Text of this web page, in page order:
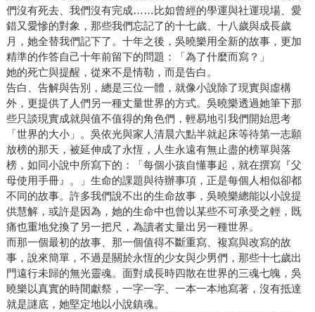
們沒有死去、我們沒有完成……比如曾經的學運與社運現場、愛
錯又愛慘的對象，那些我們忘記了的十七歲、十八歲與成長歲
月，她全替我們記下了。十年之後，吳曉樂用全新的故事，更加
精準的作答自己十年前留下的問題：「為了什麼而寫？」
她的死亡與提醒，從來不是情勒，而是告白。
告白、告解與告別，總是三位一體，就像小說除了現實與虛構
外，更提供了人們另一種丈量世界的方式。吳曉樂透過她筆下那
些只談現實成就與值不值得的角色們，輕易地引我們開始思考
「世界的大小」。吳依光與家人清晨六點半就起床等待第一志願
放榜的那天，被延伸成了永恆，人生永遠有無止盡的榜單與落
榜，如同小說中所寫下的：「每個小孩自懂事起，就在撰寫『父
母使用手冊』。」生命的課題與待辦事項，正是每個人相似卻都
不同的故事。許多我們說不出的生命故事，吳曉樂總能以小說提
供慧解，或許是因為，她的生命中也曾以某些不可承受之輕，既
痛也重地兌換了另一把尺，為讀者丈量出另一種世界。
而那一個最初的故事、那一個值得不斷重寫、複寫與改寫的故
事，說來簡單，不過是關於永恆的少女與少男們，那些十七歲出
門遠行未歸的無光靈魂。面對成長時四散在世界的三魂七魄，吳
曉樂以真實的時間獻祭，一字一字、一本一本地寫著，沒有抵達
就是謎底，她堅定地以小說鎮魂。